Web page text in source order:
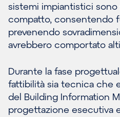
sistemi impiantistici
compatto, consentendo
prevenendo
avrebbero comportato
Durante la fase
fattibilità sia tecnica che
del Building Information
progettazione esecutiva